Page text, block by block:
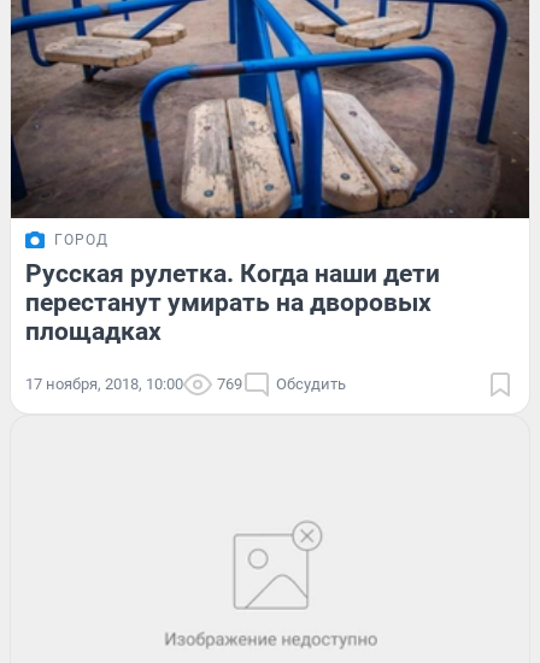
ГОРОД
Русская рулетка. Когда наши дети
перестанут умирать на дворовых
площадках
17 ноября, 2018, 10:00 769 Обсудить